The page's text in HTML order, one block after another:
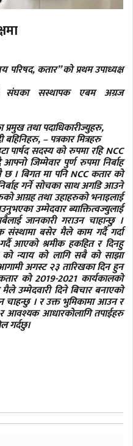
परिषद, कतार” को प्रथम उपाध्यक्ष
सस्थापक एबम अग्रज
तथा पदाधिकारीज्युहरु,
– पत्रकार मित्रहरु
पार्षद सदस्य को रुपमा रहि NCC
जिम्मेवार पुर्ण रुपमा निर्बाह
। बिगत मा पनि NCC कतार को
गर्ने सोचका साथ अगडि आउने
आग्रह तथा उहाहरुको भनाइलाई
उम्मेदवार ब्याक्तित्वज्युलाई
जानकारी गराउन चाहान्छु ।
संस्थामा बसेर मैले काम गर्दै गर्दा
आएको श्रमीक हकहित र दिनहु
न्याय को लागि सबै को साझा
अगस्ट २३ तारिखका दिन हुन
को 2019-2021 कार्यकालको
मैले उम्मेदवारी दिने बिचार बनाएको
चाहन्छु । र उक्त भुमिकामा आउन र
आवश्यक आधारकोलागि तपाईहरु
गर्दछु।